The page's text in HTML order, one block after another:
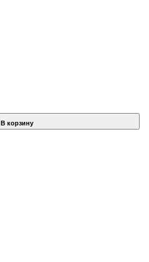
В корзину